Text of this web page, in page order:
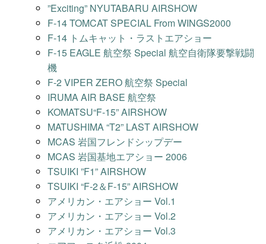
”Exciting” NYUTABARU AIRSHOW
F-14 TOMCAT SPECIAL From WINGS2000
F-14 トムキャット・ラストエアショー
F-15 EAGLE 航空祭 Special 航空自衛隊要撃戦闘
機
F-2 VIPER ZERO 航空祭 Special
IRUMA AIR BASE 航空祭
KOMATSU“F-15” AIRSHOW
MATUSHIMA “T2” LAST AIRSHOW
MCAS 岩国フレンドシップデー
MCAS 岩国基地エアショー 2006
TSUIKI ”F1” AIRSHOW
TSUIKI “F-2＆F-15” AIRSHOW
アメリカン・エアショー Vol.1
アメリカン・エアショー Vol.2
アメリカン・エアショー Vol.3